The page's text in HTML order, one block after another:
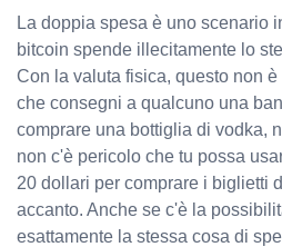
La doppia spesa è uno scenario
bitcoin spende illecitamente lo
Con la valuta fisica, questo non
che consegni a qualcuno una
comprare una bottiglia di vodka,
non c'è pericolo che tu possa
20 dollari per comprare i biglietti
accanto. Anche se c'è la
esattamente la stessa cosa di